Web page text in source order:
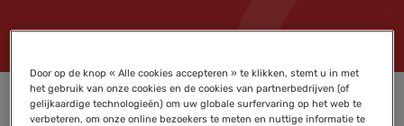
Door op de knop « Alle cookies accepteren » te klikken, stemt u in met
het gebruik van onze cookies en de cookies van partnerbedrijven (of
gelijkaardige technologieën) om uw globale surfervaring op het web te
verbeteren, om onze online bezoekers te meten en nuttige informatie te